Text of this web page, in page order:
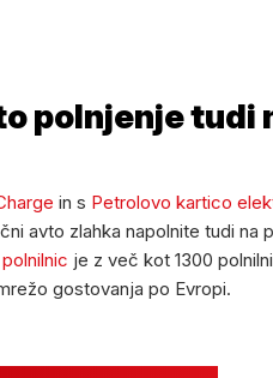
polnjenje tudi
in s Petrolovo kartico
avto zlahka napolnite tudi na
je z več kot 1300
gostovanja po Evropi.